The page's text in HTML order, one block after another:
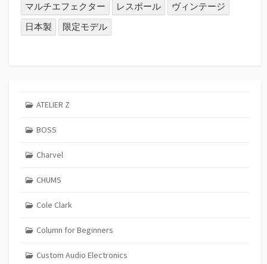
マルチエフェクター
レスポール
ヴィンテージ
日本製
限定モデル
ATELIER Z
BOSS
Charvel
CHUMS
Cole Clark
Column for Beginners
Custom Audio Electronics